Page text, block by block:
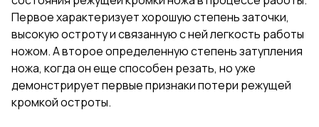
Первое характеризует хорошую степень заточки,
высокую остроту и связанную с ней легкость работы
ножом. А второе определенную степень затупления
ножа, когда он еще способен резать, но уже
демонстрирует первые признаки потери режущей
кромкой остроты.